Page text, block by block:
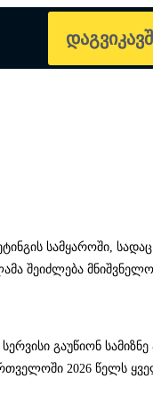
სამყაროში,
შეიძლება
გაუწიონ სამიზნე
2026 წელს